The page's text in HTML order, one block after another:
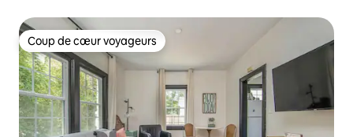
Coup de cœur voyageurs
Coup de cœur voyageurs